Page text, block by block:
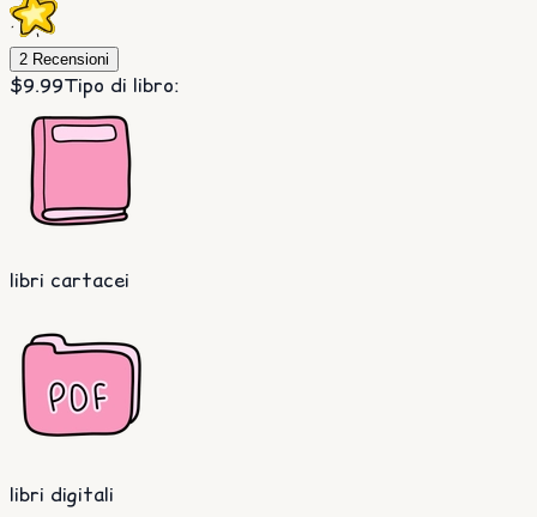
2 Recensioni
$9.99Tipo di libro:
libri cartacei
libri digitali